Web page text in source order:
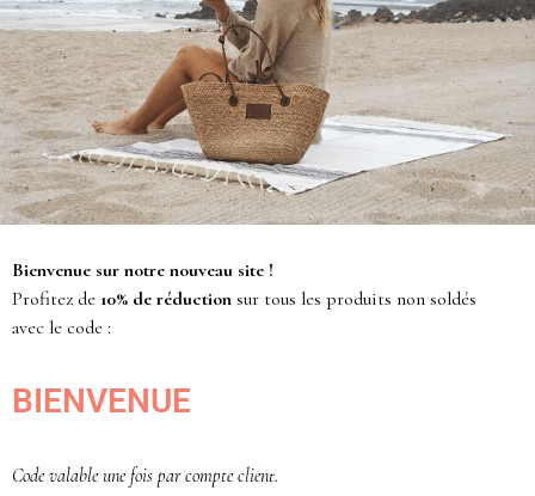
PAILLETÉ
MAISON COCO
bleu majorelle
59,00€
PAILLETÉ
L’ATELIER COCO
bleu majorelle
39,00€
Bienvenue sur notre nouveau site !
Profitez de 10% de réduction sur tous les produits non soldés
avec le code :
BIENVENUE
Code valable une fois par compte client.